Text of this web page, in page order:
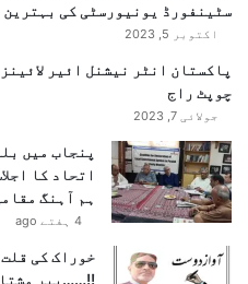
سٹینفورڈ یونیورسٹی کی
اکتوبر 5, 2023
پاکستان انٹر نیشنل ائیر
چوپٹ راج
جولائی 7, 2023
پنجاب میں
اتحاد کا
ہم آہنگ
4 ہفتے ago
خوراک کی
!!……پیر